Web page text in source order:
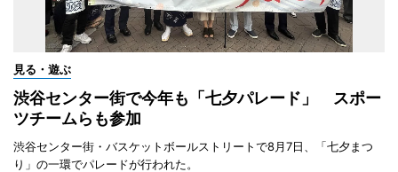
見る・遊ぶ
渋谷センター街で今年も「七夕パレード」 スポー
ツチームらも参加
渋谷センター街・バスケットボールストリートで8月7日、「七夕まつ
り」の一環でパレードが行われた。